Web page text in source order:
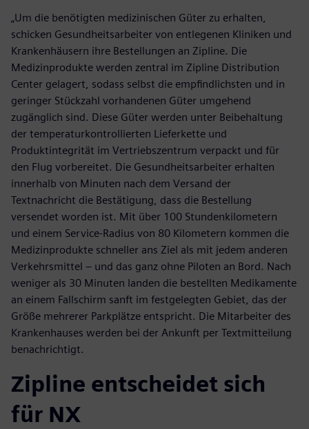
„Um die benötigten medizinischen Güter zu erhalten,
schicken Gesundheitsarbeiter von entlegenen Kliniken und
Krankenhäusern ihre Bestellungen an Zipline. Die
Medizinprodukte werden zentral im Zipline Distribution
Center gelagert, sodass selbst die empfindlichsten und in
geringer Stückzahl vorhandenen Güter umgehend
zugänglich sind. Diese Güter werden unter Beibehaltung
der temperaturkontrollierten Lieferkette und
Produktintegrität im Vertriebszentrum verpackt und für
den Flug vorbereitet. Die Gesundheitsarbeiter erhalten
innerhalb von Minuten nach dem Versand der
Textnachricht die Bestätigung, dass die Bestellung
versendet worden ist. Mit über 100 Stundenkilometern
und einem Service-Radius von 80 Kilometern kommen die
Medizinprodukte schneller ans Ziel als mit jedem anderen
Verkehrsmittel – und das ganz ohne Piloten an Bord. Nach
weniger als 30 Minuten landen die bestellten Medikamente
an einem Fallschirm sanft im festgelegten Gebiet, das der
Größe mehrerer Parkplätze entspricht. Die Mitarbeiter des
Krankenhauses werden bei der Ankunft per Textmitteilung
benachrichtigt.
Zipline entscheidet sich
für NX